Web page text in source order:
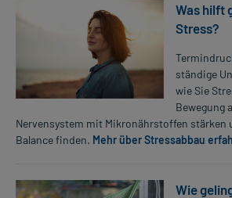
Was hilft
Stress?
ständige
wie Sie
Bewegung
Nervensystem mit Mikronährstoffen stärken
Balance finden. Mehr über Stressabbau
Wie